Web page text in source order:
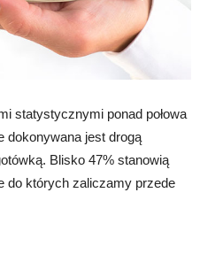
statystycznymi ponad połowa
dokonywana jest drogą
Blisko 47% stanowią
do których zaliczamy przede